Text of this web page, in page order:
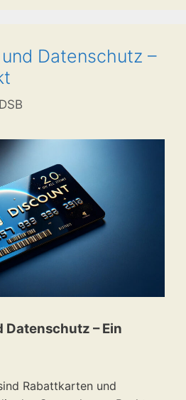
Datenschutz –
DSB
– Ein
Rabattkarten und